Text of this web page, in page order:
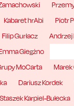
Kabaret hrAbi
Piotr
Filip Gurłacz
Andrzej
Giegżno
MoCarta
Marek
Dariusz Kordek
Staszek Karpiel-Bułecka